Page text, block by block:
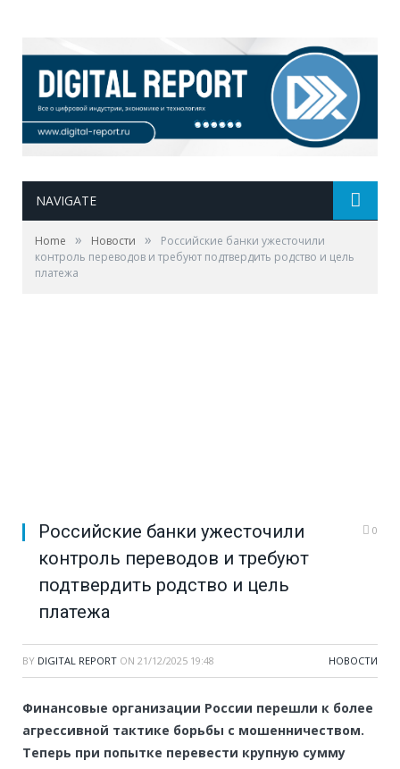
NAVIGATE
Home » Новости »
Российские банки ужесточили
контроль переводов и требуют подтвердить родство и цель
платежа
Российские банки ужесточили
контроль переводов и требуют
подтвердить родство и цель
платежа
0
BY DIGITAL REPORT ON 21/12/2025 19:48 НОВОСТИ
Финансовые организации России перешли к более
агрессивной тактике борьбы с мошенничеством.
Теперь при попытке перевести крупную сумму